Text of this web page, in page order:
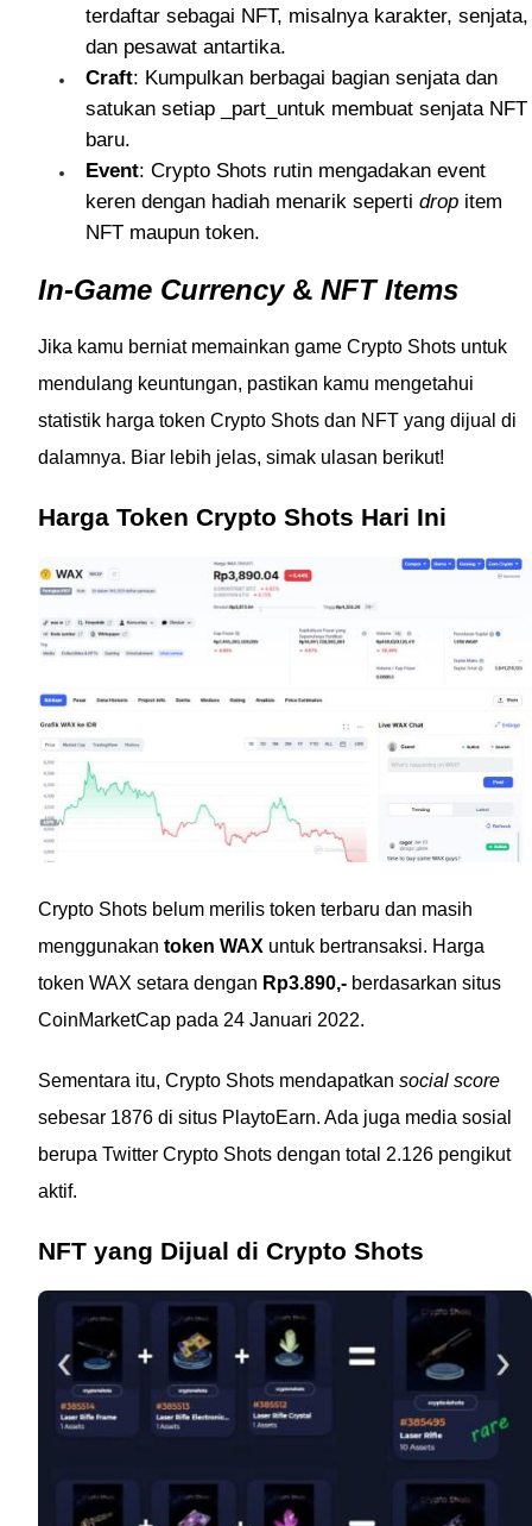
terdaftar sebagai NFT, misalnya karakter, senjata,
dan pesawat antartika.
Craft: Kumpulkan berbagai bagian senjata dan
satukan setiap _part_untuk membuat senjata NFT
baru.
Event: Crypto Shots rutin mengadakan event
keren dengan hadiah menarik seperti drop item
NFT maupun token.
In-Game Currency& NFT Items
Jika kamu berniat memainkan game Crypto Shots untuk
mendulang keuntungan, pastikan kamu mengetahui
statistik harga token Crypto Shots dan NFT yang dijual di
dalamnya. Biar lebih jelas, simak ulasan berikut!
Harga Token Crypto Shots Hari Ini
Crypto Shots belum merilis token terbaru dan masih
menggunakan token WAX untuk bertransaksi. Harga
token WAX setara dengan Rp3.890,- berdasarkan situs
CoinMarketCap pada 24 Januari 2022.
Sementara itu, Crypto Shots mendapatkan social score
sebesar 1876 di situs PlaytoEarn. Ada juga media sosial
berupa Twitter Crypto Shots dengan total 2.126 pengikut
aktif.
NFT yang Dijual di Crypto Shots